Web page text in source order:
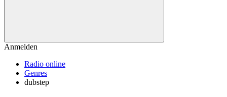
Anmelden
Radio online
Genres
dubstep